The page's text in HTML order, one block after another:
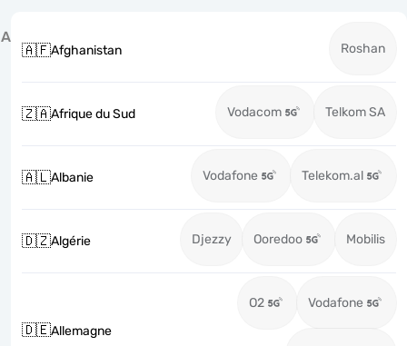
A
🇦🇫Afghanistan Roshan
🇿🇦Afrique du Sud Vodacom Telkom SA
🇦🇱Albanie Vodafone Telekom.al
🇩🇿Algérie Djezzy Ooredoo Mobilis
🇩🇪Allemagne
O2 Vodafone